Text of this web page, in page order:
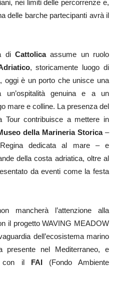
nei limiti delle percorrenze e,
delle barche partecipanti avrà il
di Cattolicaassume un ruolo
, storicamente luogo di
oggi è un porto che unisce una
un’ospitalità genuina e a un
mare e colline. La presenza del
Tour contribuisce a mettere in
della Marineria Storica–
dedicata al mare – e
della costa adriatica, oltre al
da eventi come la festa
mancherà l’attenzione alla
il progetto WAVING MEADOW
dell’ecosistema marino
presente nel Mediterraneo, e
con il FAI(Fondo Ambiente